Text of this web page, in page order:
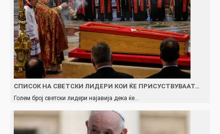
СПИСОК НА СВЕТСКИ ЛИДЕРИ КОИ ЌЕ ПРИСУСТВУВААТ…
Голем број светски лидери најавија дека ќе…